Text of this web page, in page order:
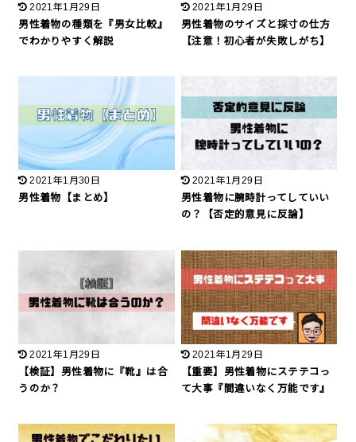
2021年1月29日
男性着物の種類を『男女比較』
でわかりやすく解説
2021年1月29日
男性着物のサイズと採寸の仕方
【注意！初心者が失敗しがち】
2021年1月30日
男性着物【まとめ】
2021年1月29日
男性着物に腕時計ってしていい
の？【否定的意見に反論】
2021年1月29日
【検証】男性着物に『靴』は合
うのか？
2021年1月29日
【重要】男性着物にステテコっ
て大事『間違いなく万能です』